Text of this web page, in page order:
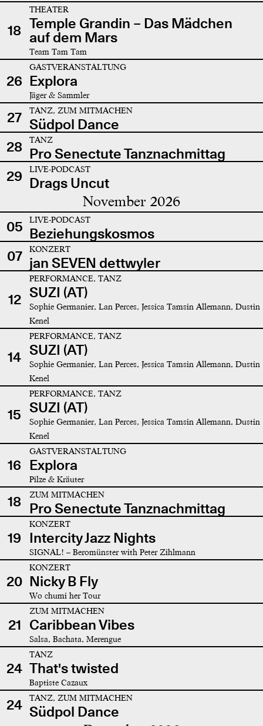
18
THEATER
Temple Grandin – Das Mädchen
auf dem Mars
Team Tam Tam
26
GASTVERANSTALTUNG
Explora
Jäger & Sammler
27 TANZ, ZUM MITMACHEN
Südpol Dance
28
TANZ
Pro Senectute Tanznachmittag
29
LIVE-PODCAST
Drags Uncut
November 2026
05 LIVE-PODCAST
Beziehungskosmos
07
KONZERT
jan SEVEN dettwyler
12
PERFORMANCE, TANZ
SUZI (AT)
Sophie Germanier, Lan Perces, Jessica Tamsin Allemann, Dustin
Kenel
14
PERFORMANCE, TANZ
SUZI (AT)
Sophie Germanier, Lan Perces, Jessica Tamsin Allemann, Dustin
Kenel
15
PERFORMANCE, TANZ
SUZI (AT)
Sophie Germanier, Lan Perces, Jessica Tamsin Allemann, Dustin
Kenel
16
GASTVERANSTALTUNG
Explora
Pilze & Kräuter
18 ZUM MITMACHEN
Pro Senectute Tanznachmittag
19
KONZERT
Intercity Jazz Nights
SIGNAL! – Beromünster with Peter Zihlmann
20
KONZERT
Nicky B Fly
Wo chumi her Tour
21
ZUM MITMACHEN
Caribbean Vibes
Salsa, Bachata, Merengue
24
TANZ
That's twisted
Baptiste Cazaux
24 TANZ, ZUM MITMACHEN
Südpol Dance